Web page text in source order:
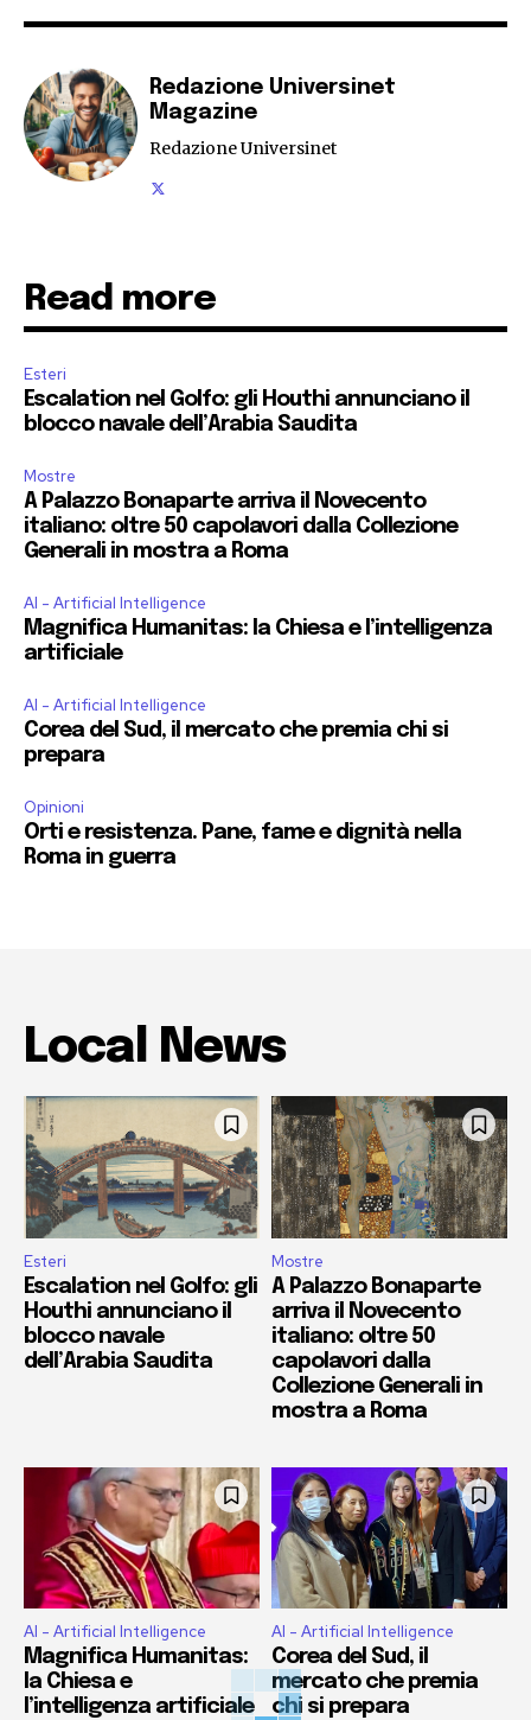
Redazione Universinet
Magazine
Redazione Universinet
Read more
Esteri
Escalation nel Golfo: gli Houthi annunciano il
blocco navale dell’Arabia Saudita
Mostre
A Palazzo Bonaparte arriva il Novecento
italiano: oltre 50 capolavori dalla Collezione
Generali in mostra a Roma
AI - Artificial Intelligence
Magnifica Humanitas: la Chiesa e l’intelligenza
artificiale
AI - Artificial Intelligence
Corea del Sud, il mercato che premia chi si
prepara
Opinioni
Orti e resistenza. Pane, fame e dignità nella
Roma in guerra
Local News
Esteri
Escalation nel Golfo: gli
Houthi annunciano il
blocco navale
dell’Arabia Saudita
Mostre
A Palazzo Bonaparte
arriva il Novecento
italiano: oltre 50
capolavori dalla
Collezione Generali in
mostra a Roma
AI - Artificial Intelligence
Magnifica Humanitas:
la Chiesa e
l’intelligenza artificiale
AI - Artificial Intelligence
Corea del Sud, il
mercato che premia
chi si prepara